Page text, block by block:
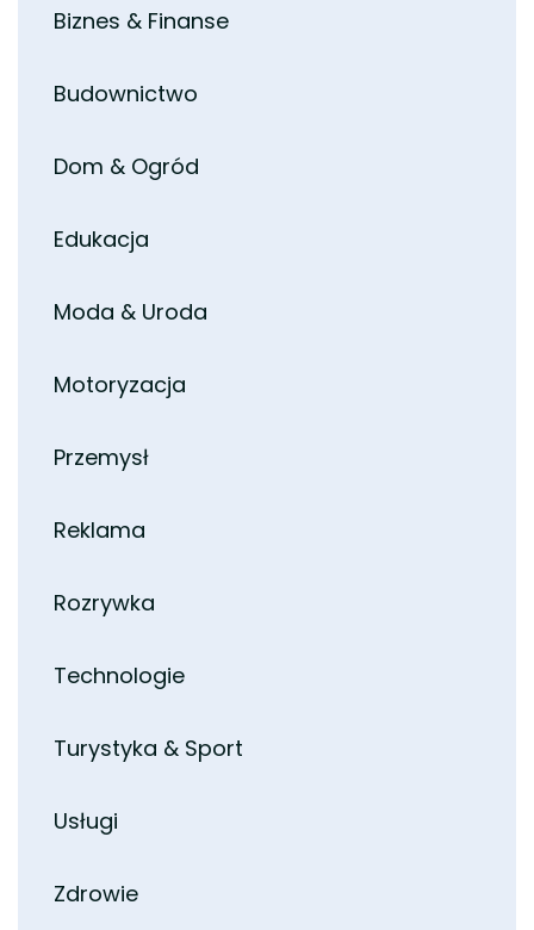
Biznes & Finanse
Budownictwo
Dom & Ogród
Edukacja
Moda & Uroda
Motoryzacja
Przemysł
Reklama
Rozrywka
Technologie
Turystyka & Sport
Usługi
Zdrowie